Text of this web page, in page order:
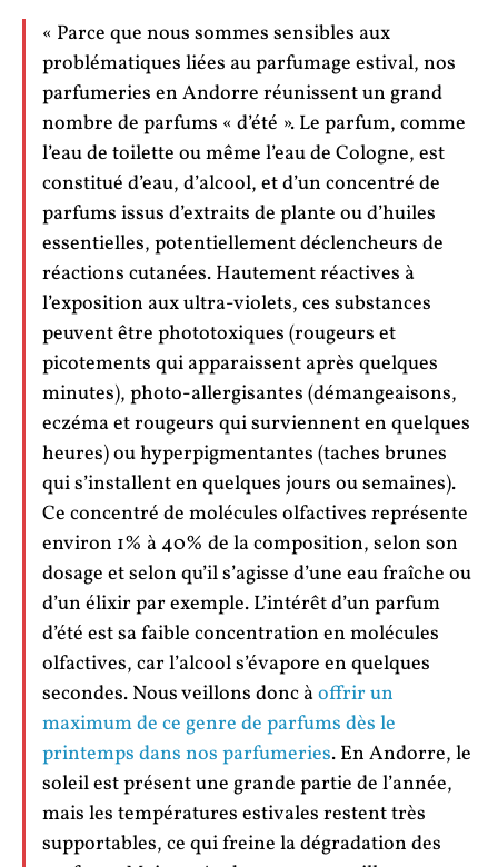
« Parce que nous sommes sensibles aux
problématiques liées au parfumage estival, nos
parfumeries en Andorre réunissent un grand
nombre de parfums « d’été ». Le parfum, comme
l’eau de toilette ou même l’eau de Cologne, est
constitué d’eau, d’alcool, et d’un concentré de
parfums issus d’extraits de plante ou d’huiles
essentielles, potentiellement déclencheurs de
réactions cutanées. Hautement réactives à
l’exposition aux ultra-violets, ces substances
peuvent être phototoxiques (rougeurs et
picotements qui apparaissent après quelques
minutes), photo-allergisantes (démangeaisons,
eczéma et rougeurs qui surviennent en quelques
heures) ou hyperpigmentantes (taches brunes
qui s’installent en quelques jours ou semaines).
Ce concentré de molécules olfactives représente
environ 1% à 40% de la composition, selon son
dosage et selon qu’il s’agisse d’une eau fraîche ou
d’un élixir par exemple. L’intérêt d’un parfum
d’été est sa faible concentration en molécules
olfactives, car l’alcool s’évapore en quelques
secondes. Nous veillons donc àoffrir un
maximum de ce genre de parfums dès le
printemps dans nos parfumeries. En Andorre, le
soleil est présent une grande partie de l’année,
mais les températures estivales restent très
supportables, ce qui freine la dégradation des